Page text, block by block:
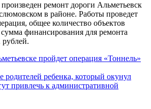
ремонт дороги Альметьевск
в районе. Работы проведет
общее количество объектов
финансирования для ремонта
рублей.
пройдет операция «Тоннель»
родителей ребенка, который окунул
привлечь к административной